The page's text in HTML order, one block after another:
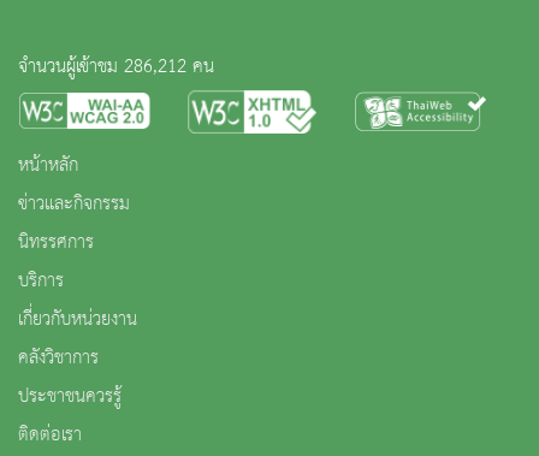
จำนวนผู้เข้าชม 286,212 คน
หน้าหลัก
ข่าวและกิจกรรม
นิทรรศการ
บริการ
เกี่ยวกับหน่วยงาน
คลังวิชาการ
ประชาชนควรรู้
ติดต่อเรา